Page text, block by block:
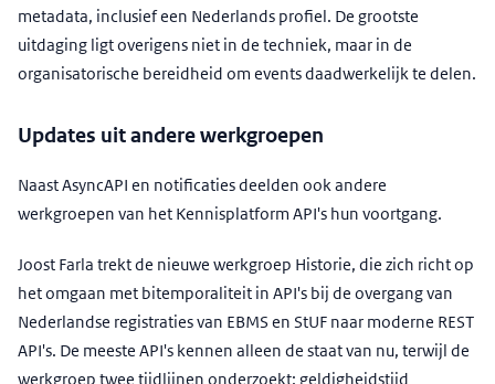
metadata, inclusief een Nederlands profiel. De grootste
uitdaging ligt overigens niet in de techniek, maar in de
organisatorische bereidheid om events daadwerkelijk te delen.
Updates uit andere werkgroepen
Naast AsyncAPI en notificaties deelden ook andere
werkgroepen van het Kennisplatform API's hun voortgang.
Joost Farla trekt de nieuwe werkgroep Historie, die zich richt op
het omgaan met bitemporaliteit in API's bij de overgang van
Nederlandse registraties van EBMS en StUF naar moderne REST
API's. De meeste API's kennen alleen de staat van nu, terwijl de
werkgroep twee tijdlijnen onderzoekt: geldigheidstijd